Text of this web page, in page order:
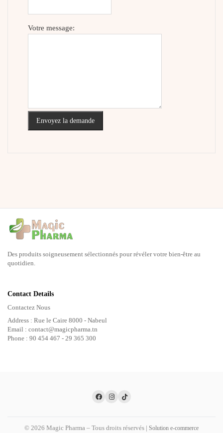
Votre message:
Envoyez la demande
Des produits soigneusement sélectionnés pour révéler votre bien-être au
quotidien.
Contact Details
Contactez Nous
Address : Rue le Caire 8000 - Nabeul
Email : contact@magicpharma.tn
Phone : 90 454 467 - 29 365 300
© 2026 Magic Pharma – Tous droits réservés | Solution e-commerce